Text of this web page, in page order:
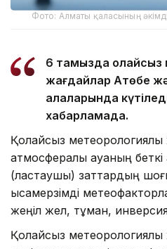
Фото: Алматы қаласының
6 тамызда қолайсыз
жағдайлар Ақтөбе
қалаларында
хабарламада.
Қолайсыз
атмосфералық ауаның
(ластаушы) заттардың
қысқамерзімді
жеңіл жел, тұман,
Қолайсыз метеорологиялық